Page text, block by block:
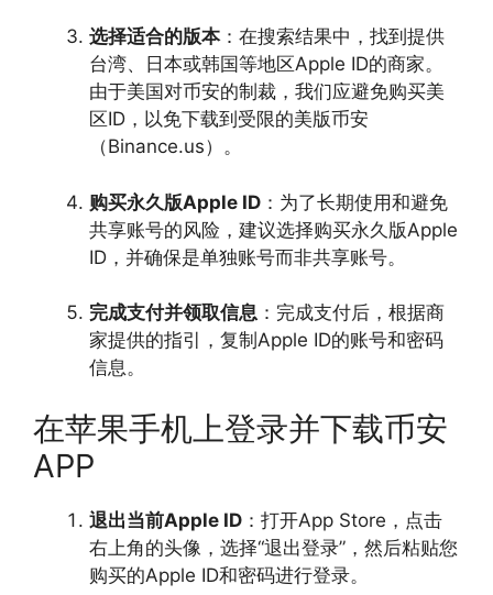
选择适合的版本：在搜索结果中，找到提供
台湾、日本或韩国等地区Apple ID的商家。
由于美国对币安的制裁，我们应避免购买美
区ID，以免下载到受限的美版币安
（Binance.us）。
购买永久版Apple ID ：为了长期使用和避免
共享账号的风险，建议选择购买永久版Apple
ID，并确保是单独账号而非共享账号。
完成支付并领取信息 ：完成支付后，根据商
家提供的指引，复制Apple ID的账号和密码
信息。
在苹果手机上登录并下载币安
APP
退出当前Apple ID ：打开App Store，点击
右上角的头像，选择“退出登录”，然后粘贴您
购买的Apple ID和密码进行登录。